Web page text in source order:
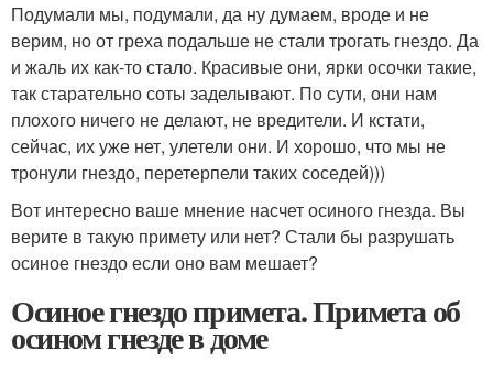
Подумали мы, подумали, да ну думаем, вроде и не
верим, но от греха подальше не стали трогать гнездо. Да
и жаль их как-то стало. Красивые они, ярки осочки такие,
так старательно соты заделывают. По сути, они нам
плохого ничего не делают, не вредители. И кстати,
сейчас, их уже нет, улетели они. И хорошо, что мы не
тронули гнездо, перетерпели таких соседей)))
Вот интересно ваше мнение насчет осиного гнезда. Вы
верите в такую примету или нет? Стали бы разрушать
осиное гнездо если оно вам мешает?
Осиное гнездо примета. Примета об
осином гнезде в доме